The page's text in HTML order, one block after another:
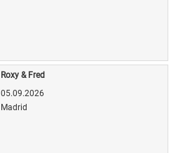
Roxy & Fred
05.09.2026
Madrid